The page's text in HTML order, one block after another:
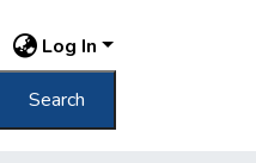
Log In
Search